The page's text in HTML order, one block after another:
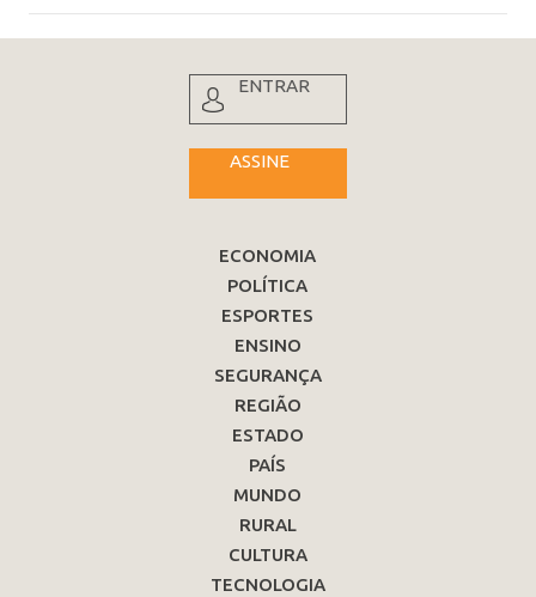
ENTRAR
ASSINE
ECONOMIA
POLÍTICA
ESPORTES
ENSINO
SEGURANÇA
REGIÃO
ESTADO
PAÍS
MUNDO
RURAL
CULTURA
TECNOLOGIA